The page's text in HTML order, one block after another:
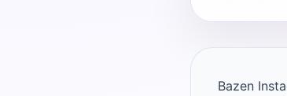
Bazen